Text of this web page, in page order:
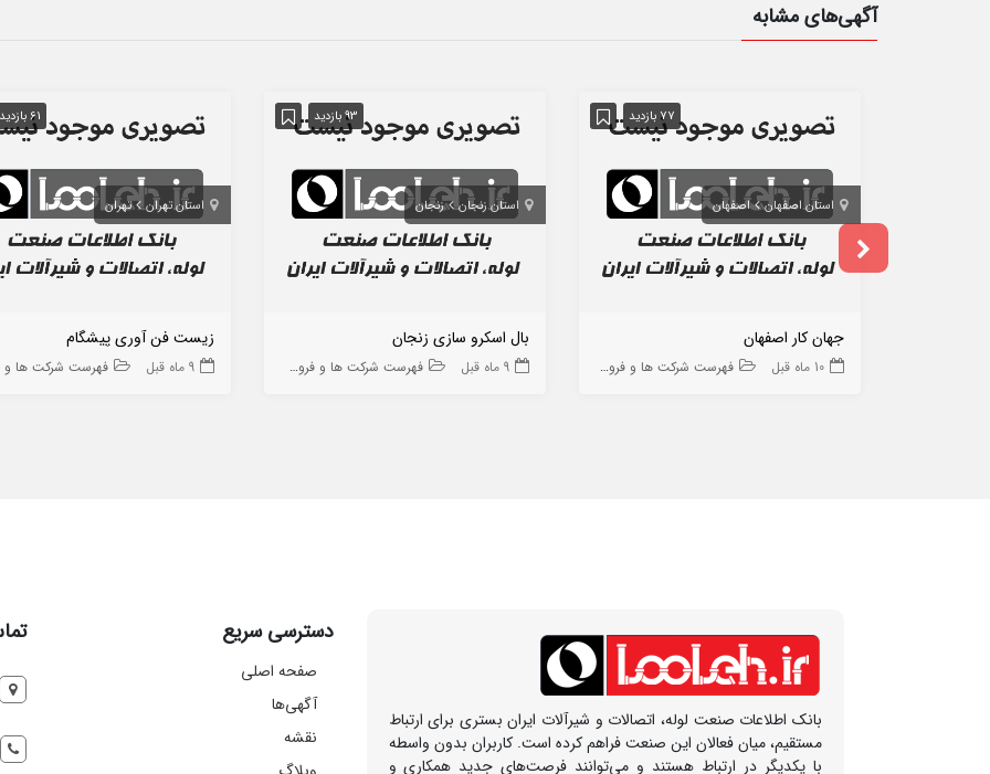
آگهی‌های مشابه
77 بازدید
استان اصفهان اصفهان
جهان کار اصفهان
10 ماه قبل فهرست شرکت ها و فروشگاه ها
93 بازدید
استان زنجان زنجان
بال اسکرو سازی زنجان
9 ماه قبل فهرست شرکت ها و فروشگاه ها
61 بازدید
استان تهران تهران
زیست فن آوری پیشگام
9 ماه قبل فهرست شرکت ها و
بانک اطلاعات صنعت لوله، اتصالات و شیرآلات ایران بستری برای ارتباط
مستقیم، میان فعالان این صنعت فراهم کرده است. کاربران بدون واسطه
با یکدیگر در ارتباط هستند و می‌توانند فرصت‌های جدید همکاری و
دسترسی سریع
صفحه اصلی
آگهی‌ها
نقشه